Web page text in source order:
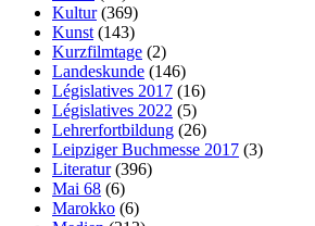
Kultur(369)
Kunst (143)
Kurzfilmtage (2)
Landeskunde (146)
Législatives 2017 (16)
Législatives 2022 (5)
Lehrerfortbildung (26)
Leipziger Buchmesse 2017 (3)
Literatur(396)
Mai 68 (6)
Marokko (6)